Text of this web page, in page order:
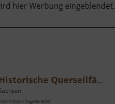
hier Werbung eingeblendet.
Historische Querseilfähre Anna
/ Zugriffe: 3550